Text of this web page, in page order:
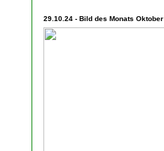
29.10.24 - Bild des Monats Oktober